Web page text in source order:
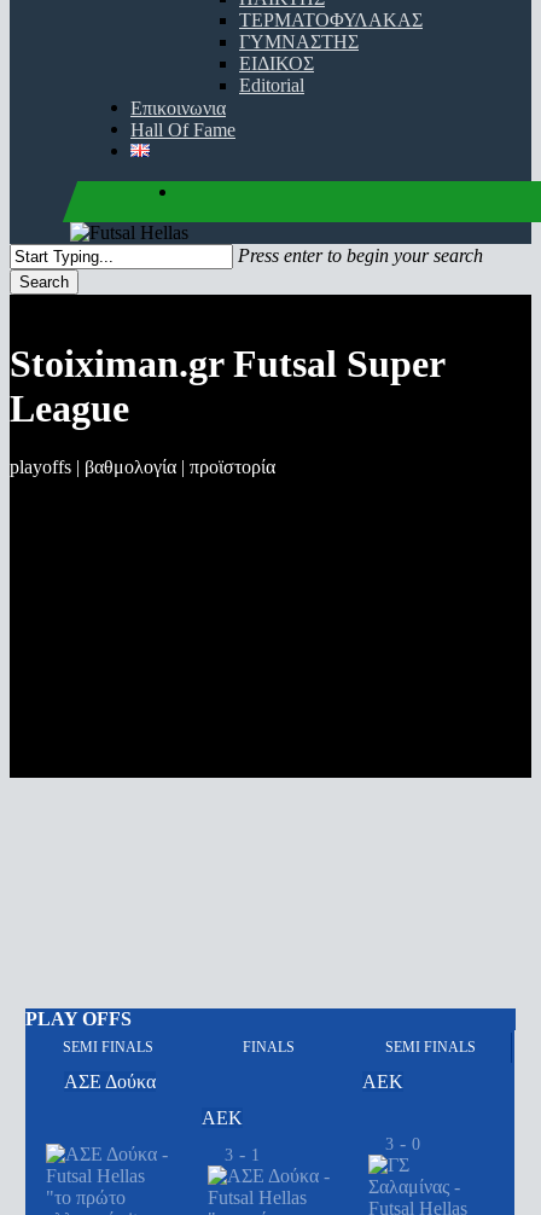
ΤΕΡΜΑΤΟΦΥΛΑΚΑΣ
ΓΥΜΝΑΣΤΗΣ
ΕΙΔΙΚΟΣ
Editorial
Επικοινωνια
Hall Of Fame
Press enter to begin your search
Search
Stoiximan.gr Futsal Super
League
playoffs | βαθμολογία | προϊστορία
PLAY OFFS
SEMI FINALS FINALS SEMI FINALS
ΑΣΕ Δούκα ΑΕΚ
ΑΕΚ
3 - 0
3 - 1